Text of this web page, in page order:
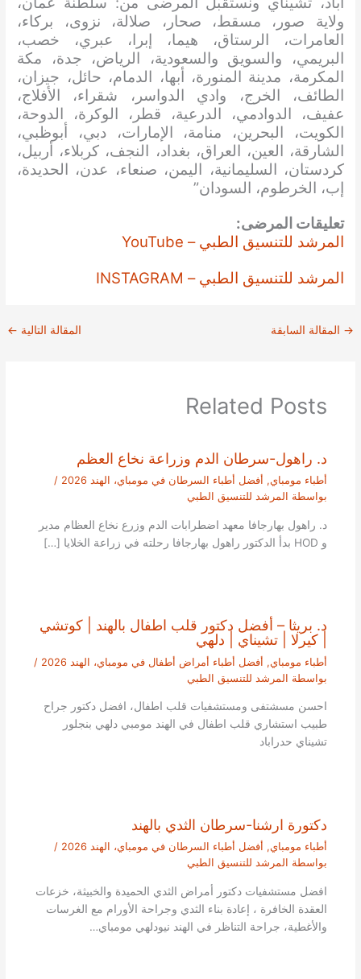
ولاية صور، مسقط، صحار، صلالة، نزوى، بركاء،
العامرات، الرستاق، هيما، إبرا، عبري، خصب،
البريمي، والسويق والسعودية، الرياض، جدة، مكة
المكرمة، مدينة المنورة، أبها، الدمام، حائل، جيزان،
الطائف، الخرج، وادي الدواسر، شقراء، الأفلاج،
عفيف، الدوادمي، الدرعية، قطر، الوكرة، الدوحة،
الكويت، البحرين، منامة، الإمارات، دبي، أبوظبي،
الشارقة، العين، العراق، بغداد، النجف، كربلاء، أربيل،
كردستان، السليمانية، اليمن، صنعاء، عدن، الحديدة،
إب، الخرطوم، السودان”
تعليقات المرضى:
المرشد للتنسيق الطبي – YouTube
المرشد للتنسيق الطبي – INSTAGRAM
→ المقالة السابقة المقالة التالية ←
Related Posts
د. راهول-سرطان الدم وزراعة نخاع العظم
أطباء مومباي, أفضل أطباء السرطان في مومباي، الهند 2026
/
بواسطة المرشد للتنسيق الطبي
د. راهول بهارجافا معهد اضطرابات الدم وزرع نخاع العظام مدير
و HOD بدأ الدكتور راهول بهارجافا رحلته في زراعة الخلايا […]
د. بريثا – أفضل دكتور قلب اطفال بالهند | كوتشي
| كيرلا | تشيناي | دلهي
أطباء مومباي, أفضل أطباء أمراض أطفال في مومباي، الهند 2026
/
بواسطة المرشد للتنسيق الطبي
احسن مسشتفى ومستشفيات قلب اطفال، افضل دكتور جراح
طبيب استشاري قلب اطفال في الهند مومبي دلهي بنجلور
تشيناي حدراباد
دكتورة ارشنا-سرطان الثدي بالهند
أطباء مومباي, أفضل أطباء السرطان في مومباي، الهند 2026
/
بواسطة المرشد للتنسيق الطبي
افضل مستشفيات دكتور أمراض الثدي الحميدة والخبيثة، خزعات
العقدة الخافرة ، إعادة بناء الثدي وجراحة الأورام مع الغرسات
والأغطية، جراحة التناظر في الهند نيودلهي مومباي…